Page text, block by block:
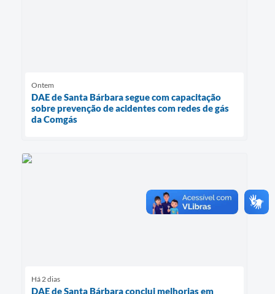
Ontem
DAE de Santa Bárbara segue com capacitação
sobre prevenção de acidentes com redes de gás
da Comgás
Há 2 dias
DAE de Santa Bárbara conclui melhorias em